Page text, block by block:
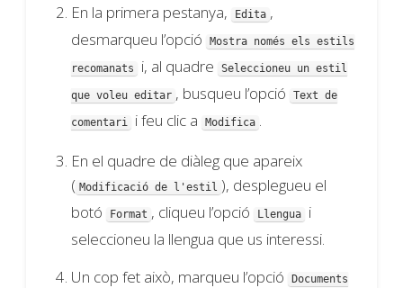
En la primera pestanya,
Edita ,
desmarqueu l’opció
Mostra només els estils
recomanats i, al quadre Seleccioneu un estil
que voleu editar , busqueu l’opció Text de
comentari i feu clic a Modifica .
En el quadre de diàleg que apareix
( Modificació de l'estil ), desplegueu el
botó
Format , cliqueu l’opció Llengua
i
seleccioneu la llengua que us interessi.
Un cop fet això, marqueu l’opció
Documents